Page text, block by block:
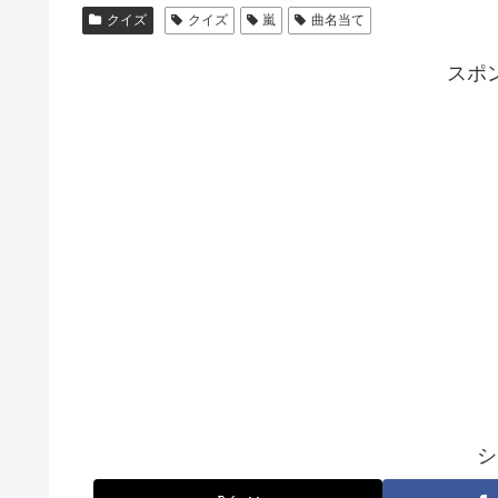
クイズ クイズ 嵐 曲名当て
スポ